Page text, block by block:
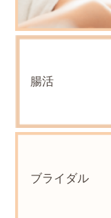
腸活
ブライダル